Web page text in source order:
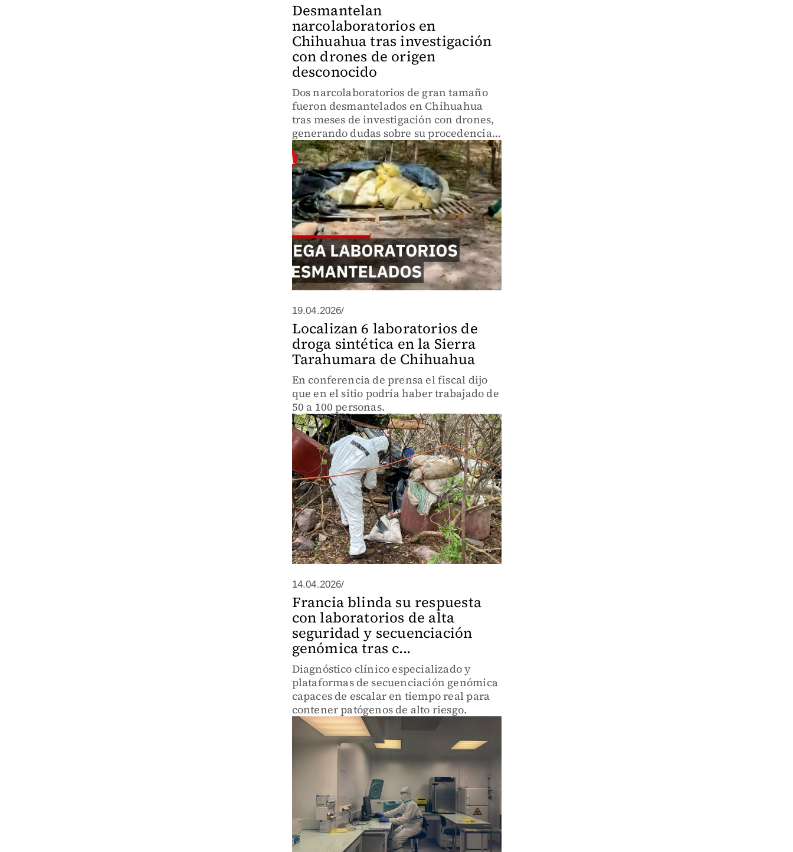
Desmantelan
narcolaboratorios en
Chihuahua tras investigación
con drones de origen
desconocido
Dos narcolaboratorios de gran tamaño
fueron desmantelados en Chihuahua
tras meses de investigación con drones,
generando dudas sobre su procedencia y
posible apoyo de inteligencia
extranjera.
19.04.2026/
Localizan 6 laboratorios de
droga sintética en la Sierra
Tarahumara de Chihuahua
En conferencia de prensa el fiscal dijo
que en el sitio podría haber trabajado de
50 a 100 personas.
14.04.2026/
Francia blinda su respuesta
con laboratorios de alta
seguridad y secuenciación
genómica tras c...
Diagnóstico clínico especializado y
plataformas de secuenciación genómica
capaces de escalar en tiempo real para
contener patógenos de alto riesgo.